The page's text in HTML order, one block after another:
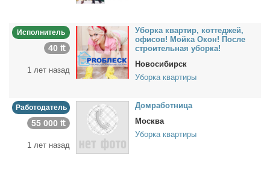
Исполнитель
40 ₶
1 лет назад
Убор­ка квар­тир, кот­те­джей,
офи­сов! Мой­ка Окон! По­сле
стро­и­тель­ная убор­ка!
Новосибирск
Уборка квартиры
Работодатель
55 000 ₶
1 лет назад
Дом­ра­бот­ни­ца
Москва
Уборка квартиры